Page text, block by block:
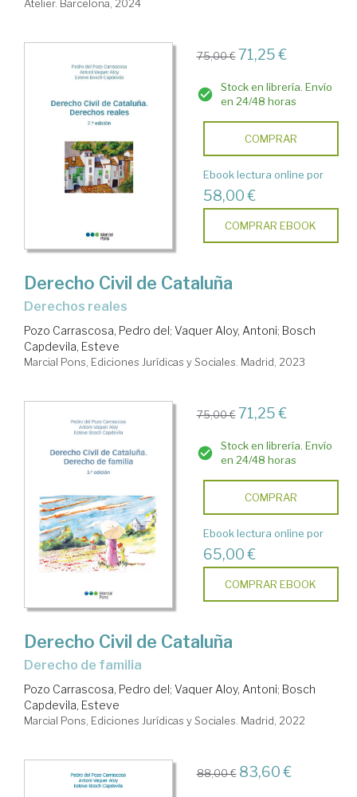
Atelier. Barcelona, 2024
75,00 € 71,25 €
Stock en librería. Envío
en 24/48 horas
COMPRAR
Ebook lectura online por
58,00 €
COMPRAR EBOOK
Derecho Civil de Cataluña
Derechos reales
Pozo Carrascosa, Pedro del ; Vaquer Aloy, Antoni; Bosch
Capdevila, Esteve
Marcial Pons, Ediciones Jurídicas y Sociales. Madrid, 2023
75,00 € 71,25 €
Stock en librería. Envío
en 24/48 horas
COMPRAR
Ebook lectura online por
65,00 €
COMPRAR EBOOK
Derecho Civil de Cataluña
Derecho de familia
Pozo Carrascosa, Pedro del ; Vaquer Aloy, Antoni; Bosch
Capdevila, Esteve
Marcial Pons, Ediciones Jurídicas y Sociales. Madrid, 2022
88,00 € 83,60 €